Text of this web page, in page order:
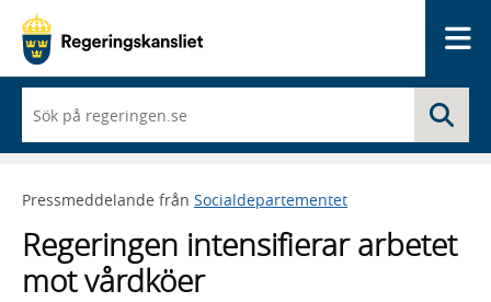
du
börjar
skriva
framträder
lista
med
sökförslag
Pressmeddelande från Socialdepartementet
Regeringen intensifierar arbetet
mot vårdköer